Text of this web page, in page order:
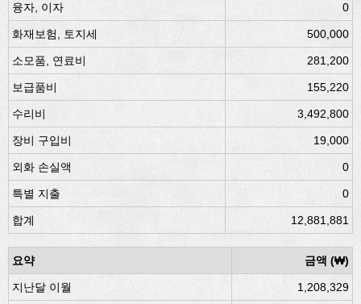
융자, 이자 0
화재보험, 토지세 500,000
소모품, 연료비 281,200
보급품비 155,220
수리비 3,492,800
장비 구입비 19,000
외화 손실액 0
특별 지출 0
합계 12,881,881
요약 금액 (₩)
지난달 이월 1,208,329